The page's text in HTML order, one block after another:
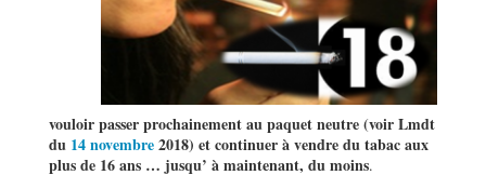
vouloir passer prochainement au paquet neutre (voir Lmdt
du 14 novembre2018) et continuer à vendre du tabac aux
plus de 16 ans … jusqu’ à maintenant, du moins.